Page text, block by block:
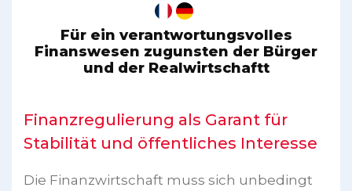
Für ein verantwortungsvolles
Finanswesen zugunsten der Bürger
und der Realwirtschaftt
Finanzregulierung als Garant für
Stabilität und öffentliches Interesse
Die Finanzwirtschaft muss sich unbedingt